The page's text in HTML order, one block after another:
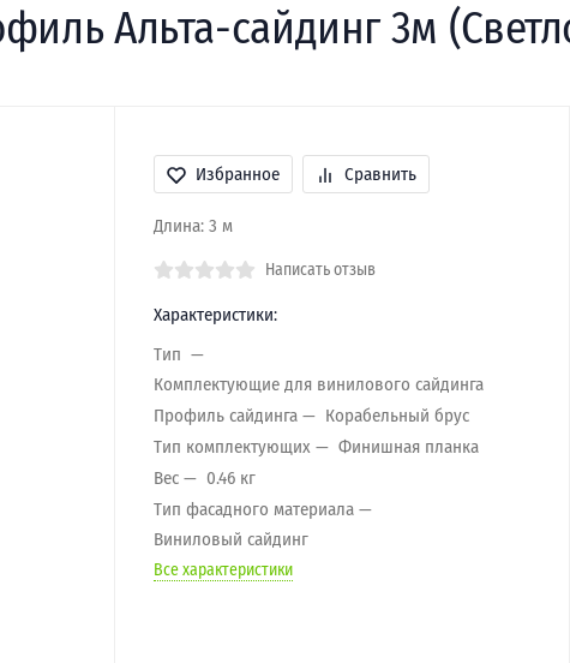
Альта-сайдинг 3м
Избранное Сравнить
Длина: 3 м
Написать отзыв
Характеристики:
Тип
Комплектующие для винилового сайдинга
Профиль сайдинга
Корабельный брус
Тип комплектующих
Финишная планка
Вес
0.46 кг
Тип фасадного материала
Виниловый сайдинг
Все характеристики